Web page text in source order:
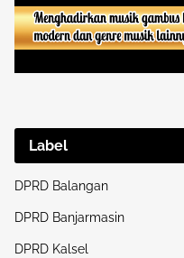
Label
DPRD Balangan
DPRD Banjarmasin
DPRD Kalsel